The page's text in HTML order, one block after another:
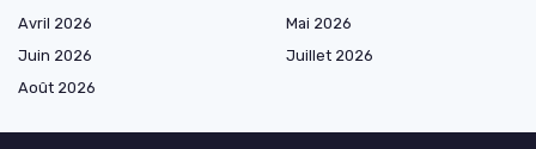
Avril 2026
Mai 2026
Juin 2026
Juillet 2026
Août 2026